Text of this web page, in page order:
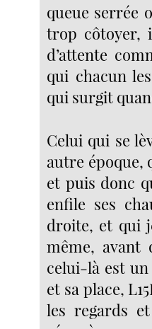
queue serrée
trop côtoyer,
d’attente
qui chacun
qui surgit
Celui qui se
autre époque,
et puis donc
enfile ses
droite, et qui
même,
celui-là est un
et sa place,
les regards